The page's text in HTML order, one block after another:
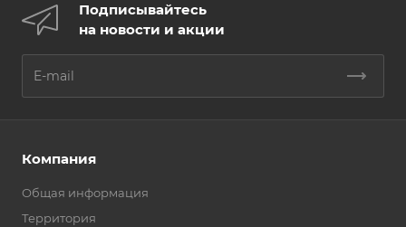
Подписывайтесь
на новости и акции
Компания
Общая информация
Территория